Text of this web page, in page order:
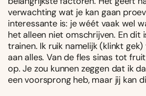
verwachting wat je kan gaan
interessante is: je wéét vaak wel
het alleen niet omschrijven. En dit
trainen. Ik ruik namelijk (klinkt gek)
aan alles. Van de fles sinas tot
op. Je zou kunnen zeggen dat ik
een voorsprong heb, maar jij kan